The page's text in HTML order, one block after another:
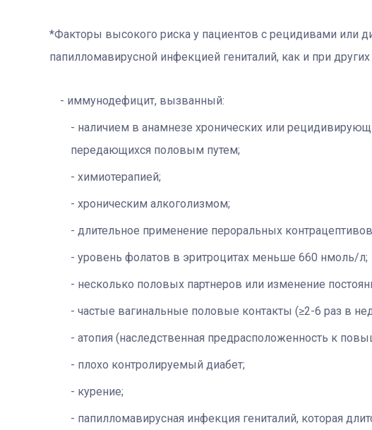
*Факторы высокого риска у пациентов с рецидивами или
папилломавирусной инфекцией гениталий, как и при
иммунодефицит, вызванный:
наличием в анамнезе хронических или
передающихся половым путем;
химиотерапией;
хроническим алкоголизмом;
длительное применение пероральных контрацептивов
уровень фолатов в эритроцитах меньше 660 нмоль/л;
несколько половых партнеров или изменение
частые вагинальные половые контакты (≥2-6 раз в
атопия (наследственная предрасположенность к
плохо контролируемый диабет;
курение;
папилломавирусная инфекция гениталий, которая